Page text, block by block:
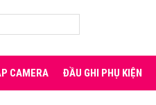
CAMERA ĐẦU GHI PHỤ KIỆN